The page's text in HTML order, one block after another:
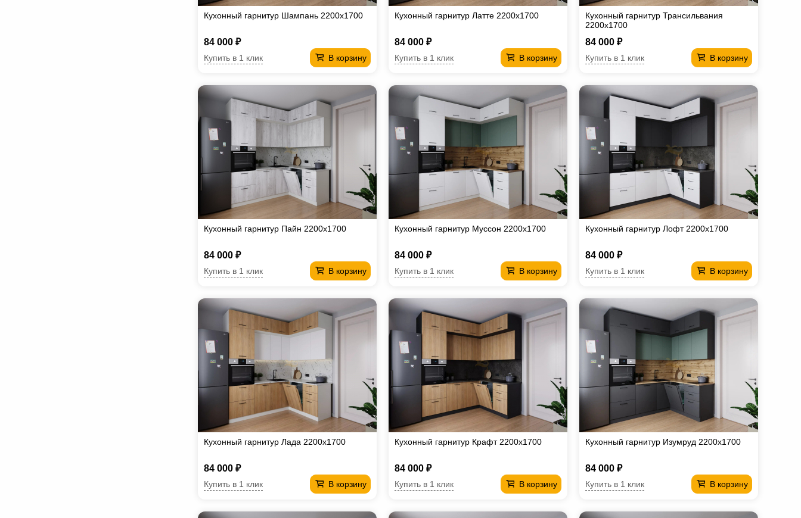
Кухонный гарнитур Шампань 2200х1700
84 000 ₽
В корзину
Купить в 1 клик
Кухонный гарнитур Латте 2200х1700
84 000 ₽
В корзину
Купить в 1 клик
Кухонный гарнитур Трансильвания
2200х1700
84 000 ₽
В корзину
Купить в 1 клик
Кухонный гарнитур Пайн 2200х1700
84 000 ₽
В корзину
Купить в 1 клик
Кухонный гарнитур Муссон 2200х1700
84 000 ₽
В корзину
Купить в 1 клик
Кухонный гарнитур Лофт 2200х1700
84 000 ₽
В корзину
Купить в 1 клик
Кухонный гарнитур Лада 2200х1700
84 000 ₽
В корзину
Купить в 1 клик
Кухонный гарнитур Крафт 2200х1700
84 000 ₽
В корзину
Купить в 1 клик
Кухонный гарнитур Изумруд 2200х1700
84 000 ₽
В корзину
Купить в 1 клик